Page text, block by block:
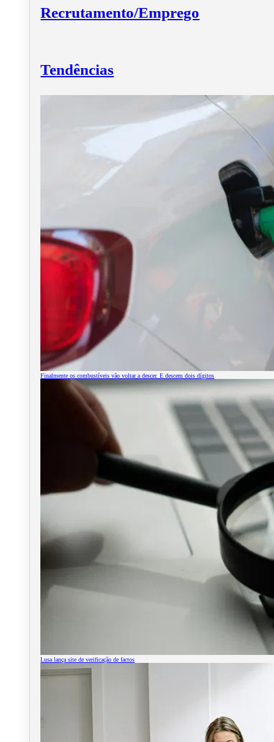
Recrutamento/Emprego
Tendências
Finalmente os combustíveis vão voltar a descer. E descem dois dígitos
Lusa lança site de verificação de factos